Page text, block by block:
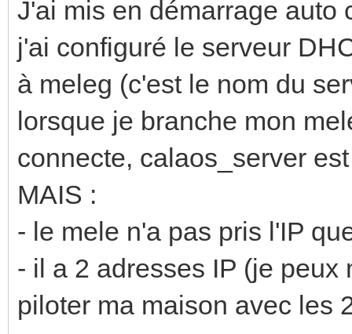
J'ai mis en démarrage auto
j'ai configuré le serveur
à meleg (c'est le nom du
lorsque je branche mon
connecte, calaos_server
MAIS :
- le mele n'a pas pris l'IP
- il a 2 adresses IP (je
piloter ma maison avec les